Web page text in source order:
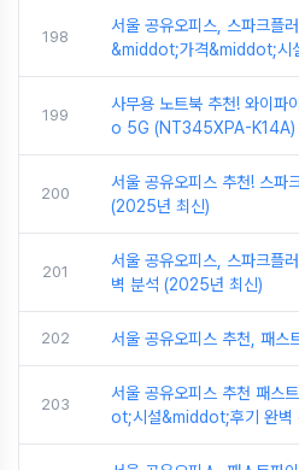
198
서울 공유오피스, 스파크플
&middot;가격&middot;시
199
사무용 노트북 추천! 와이파
o 5G (NT345XPA-K14A)
200
서울 공유오피스 추천! 스파
(2025년 최신)
201
서울 공유오피스, 스파크플
벽 분석 (2025년 최신)
202 서울 공유오피스 추천, 패스
203
서울 공유오피스 추천 패스
ot;시설&middot;후기 완벽